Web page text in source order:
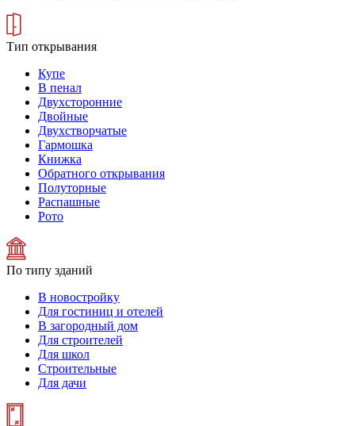
Тип открывания
Купе
В пенал
Двухсторонние
Двойные
Двухстворчатые
Гармошка
Книжка
Обратного открывания
Полуторные
Распашные
Рото
По типу зданий
В новостройку
Для гостиниц и отелей
В загородный дом
Для строителей
Для школ
Строительные
Для дачи